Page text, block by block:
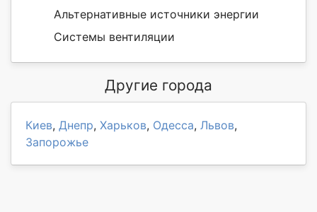
Альтернативные источники энергии
Системы вентиляции
Другие города
Киев, Днепр, Харьков, Одесса, Львов,
Запорожье